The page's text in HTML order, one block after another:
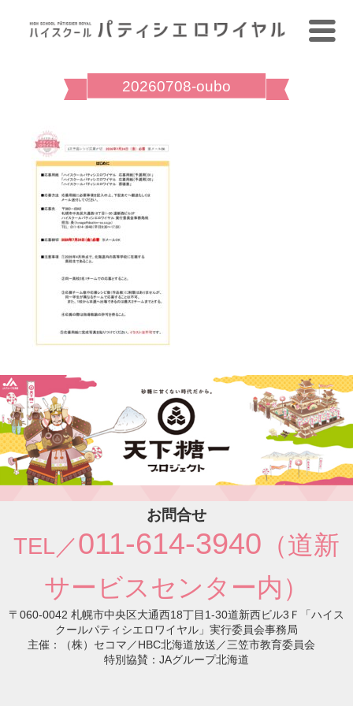
20260708-oubo
お問合せ
TEL／011-614-3940 （道新
サービスセンター内）
〒060-0042 札幌市中央区大通西18丁目1-30道新西ビル3Ｆ「ハイス
クールパティシエロワイヤル」実行委員会事務局
主催：（株）セコマ／HBC北海道放送／三笠市教育委員会
特別協賛：JAグループ北海道